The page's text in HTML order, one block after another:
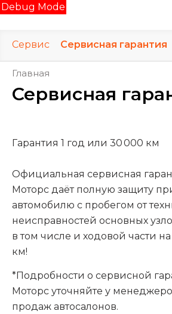
Debug Mode
Сервис Сервисная гарантия
Главная
Сервисная
Гарантия 1 год или 30 000 км
Официальная сервисная
Моторс даёт полную защиту
автомобилю с пробегом от
неисправностей основных
в том числе и ходовой части
км!
*Подробности о сервисной
Моторс уточняйте у
продаж автосалонов.